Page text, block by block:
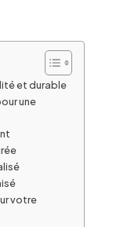
et durable
une
votre